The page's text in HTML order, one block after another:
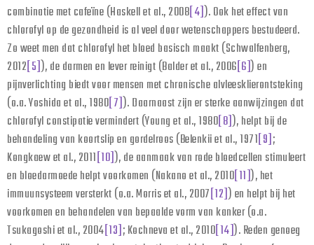
combinatie met cafeïne (Haskell et al., 2008[4]). Ook het effect van
chlorofyl op de gezondheid is al veel door wetenschappers bestudeerd.
Zo weet men dat chlorofyl het bloed basisch maakt (Schwalfenberg,
2012[5]), de darmen en lever reinigt (Balder et al., 2006[6]) en
pijnverlichting biedt voor mensen met chronische alvleesklierontsteking
(o.a. Yoshida et al., 1980[7]). Daarnaast zijn er sterke aanwijzingen dat
chlorofyl constipatie vermindert (Young et al., 1980[8]), helpt bij de
behandeling van koortslip en gordelroos (Belenkii et al., 1971[9];
Kongkaew et al., 2011[10]), de aanmaak van rode bloedcellen stimuleert
en bloedarmoede helpt voorkomen (Nakano et al., 2010[11]), het
immuunsysteem versterkt (o.a. Morris et al., 2007[12]) en helpt bij het
voorkomen en behandelen van bepaalde vorm van kanker (o.a.
Tsukagoshi et al., 2004[13]; Kochneva et al., 2010[14]). Reden genoeg